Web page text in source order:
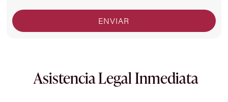
Asistencia Legal Inmediata